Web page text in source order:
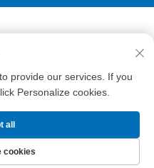
기계 제조 유한 회사. 개
방침
이메일 전화
provide our services. If you
Personalize cookies.
cookies
all